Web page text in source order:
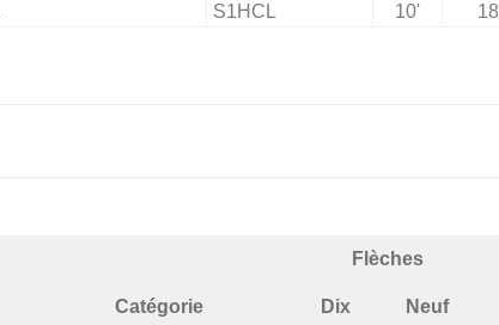
S1HCL 10' 18
Flèches
Catégorie Dix Neuf